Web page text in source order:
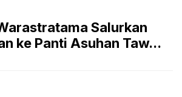
Salurkan
ke Panti Asuhan Taw...